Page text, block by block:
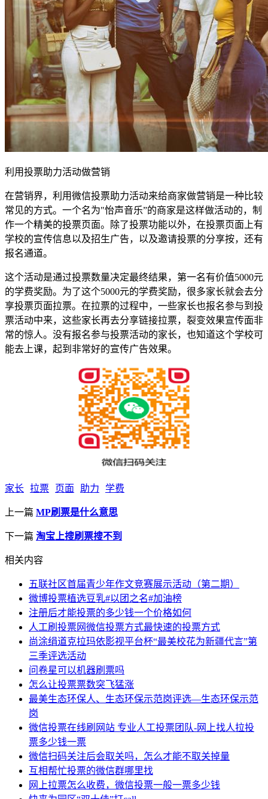
利用投票助力活动做营销
在营销界，利用微信投票助力活动来给商家做营销是一种比较
常见的方式。一个名为"怡声音乐”的商家是这样做活动的，制
作一个精美的投票页面。除了投票功能以外，在投票页面上有
学校的宣传信息以及招生广告，以及邀请投票的分享按，还有
报名通道。
这个活动是通过投票数量决定最终结果，第一名有价值5000元
的学费奖励。为了这个5000元的学费奖励，很多家长就会去分
享投票页面拉票。在拉票的过程中，一些家长也报名参与到投
票活动中来，这些家长再去分享链接拉票，裂变效果宣传面非
常的惊人。没有报名参与投票活动的家长，也知道这个学校可
能去上课，起到非常好的宣传广告效果。
家长 拉票 页面 助力 学费
上一篇 MP刷票是什么意思
下一篇 淘宝上搜刷票搜不到
相关内容
五联社区首届青少年作文竞赛展示活动（第二期）
微博投票植选豆乳#以团之名#加油榜
注册后才能投票的多少钱一个价格如何
人工刷投票网微信投票方式最快速的投票方式
尚涂绢道克拉玛依影视平台杯“最美校花为新疆代言”第
三季评选活动
问卷星可以机器刷票吗
怎么让投票票数突飞猛涨
最美生态环保人、生态环保示范岗评选—生态环保示范
岗
微信投票在线刷网站 专业人工投票团队-网上找人拉投
票多少钱一票
微信扫码关注后会取关吗，怎么才能不取关掉量
互相帮忙投票的微信群哪里找
网上拉票怎么收费，微信投票一般一票多少钱